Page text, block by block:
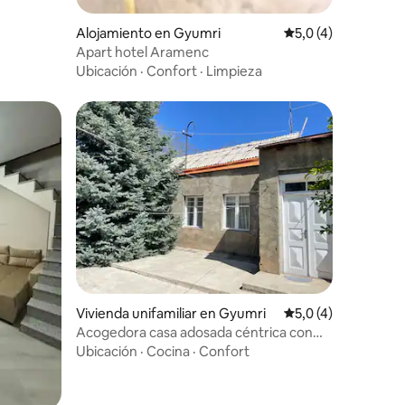
Alojamiento en Gyumri Calificación
5,0 (4)
Apart hotel Aramenc
Ubicación · Confort · Limpieza
Vivienda unifamiliar en Gyumri Calificación
5,0 (4)
Acogedora casa adosada céntrica con
bonito jardín
Ubicación · Cocina · Confort